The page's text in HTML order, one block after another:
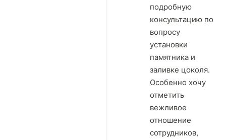
подробную
консультацию по
вопросу
установки
памятника и
заливке цоколя.
Особенно хочу
отметить
вежливое
отношение
сотрудников,